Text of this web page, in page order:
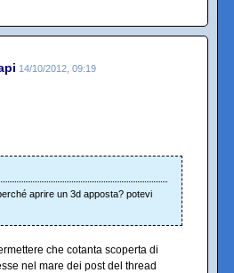
14/10/2012, 09:19
aprire un 3d apposta? potevi
che cotanta scoperta di
nel mare dei post del thread